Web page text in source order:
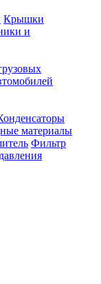
Крышки
и
материалы
Фильтр